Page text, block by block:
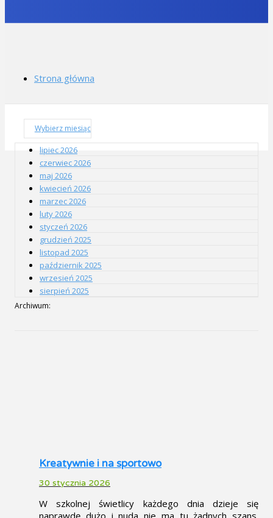
Strona główna
Wybierz miesiąc
lipiec 2026
czerwiec 2026
maj 2026
kwiecień 2026
marzec 2026
luty 2026
styczeń 2026
grudzień 2025
listopad 2025
październik 2025
wrzesień 2025
sierpień 2025
Archiwum:
Kreatywnie i na sportowo
30 stycznia 2026
W szkolnej świetlicy każdego dnia dzieje się